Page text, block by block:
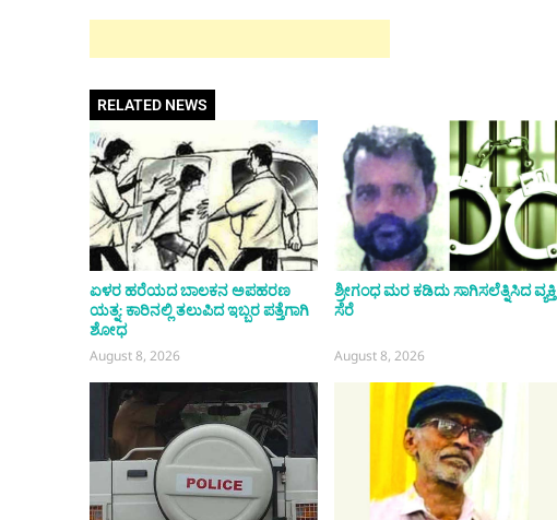
RELATED NEWS
ಏಳರ ಹರೆಯದ ಬಾಲಕನ ಅಪಹರಣ
ಯತ್ನ: ಕಾರಿನಲ್ಲಿ ತಲುಪಿದ ಇಬ್ಬರ ಪತ್ತೆಗಾಗಿ
ಶೋಧ
August 8, 2026
ಶ್ರೀಗಂಧ ಮರ ಕಡಿದು ಸಾಗಿಸಲೆತ್ನಿಸಿದ ವ್ಯಕ್ತಿ
ಸೆರೆ
August 8, 2026